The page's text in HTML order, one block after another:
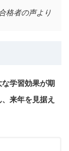
合格者の声より
学習効果が期
来年を見据え